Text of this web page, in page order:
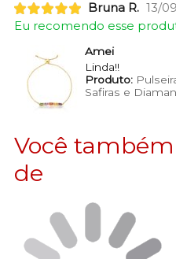
Bruna R. 13/
Eu recomendo esse
Amei
Linda!!
Produto:
Safiras e
Você
de